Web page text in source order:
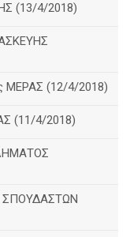
(13/4/2018)
(12/4/2018)
(11/4/2018)
ΣΠΟΥΔΑΣΤΩΝ